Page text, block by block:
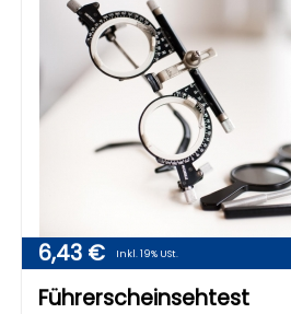
6,43 € Inkl. 19% USt.
Führerscheinsehtest